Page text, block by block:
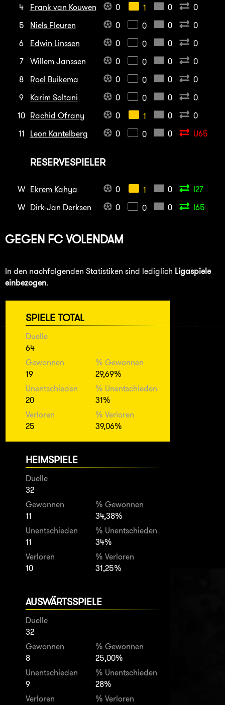
4
Frank van Kouwen 0 1 0
0
5
Niels Fleuren 0 0 0
0
6
Edwin Linssen 0 0 0
0
7
Willem Janssen 0 0 0
0
8
Roel Buikema 0 0 0
0
9
Karim Soltani 0 0 0
0
10 Rachid Ofrany 0 1 0
0
11
Leon Kantelberg 0 0 0 U65
RESERVESPIELER
W Ekrem Kahya 0 1 0
I27
W Dirk-Jan Derksen 0 0 0 I65
GEGEN FC VOLENDAM
In den nachfolgenden Statistiken sind lediglich Ligaspiele
einbezogen.
SPIELE TOTAL
Duelle
64
Gewonnen
19
% Gewonnen
29,69%
Unentschieden
20
% Unentschieden
31%
Verloren
25
% Verloren
39,06%
HEIMSPIELE
Duelle
32
Gewonnen
11
% Gewonnen
34,38%
Unentschieden
11
% Unentschieden
34%
Verloren
10
% Verloren
31,25%
AUSWÄRTSSPIELE
Duelle
32
Gewonnen
8
% Gewonnen
25,00%
Unentschieden
9
% Unentschieden
28%
Verloren
% Verloren